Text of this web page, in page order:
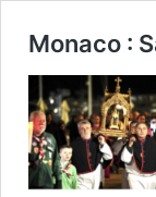
Monaco :